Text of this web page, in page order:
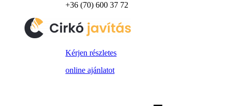
+36 (70) 600 37 72
Kérjen részletes
online ajánlatot